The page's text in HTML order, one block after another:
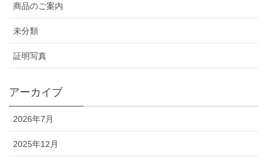
商品のご案内
未分類
証明写真
アーカイブ
2026年7月
2025年12月